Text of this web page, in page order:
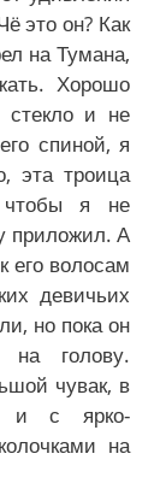
это он? Как
на Тумана,
Хорошо
и не
спиной, я
эта троица
чтобы я не
приложил. А
его волосам
девичьих
но пока он
голову.
чувак, в
и с ярко-
на